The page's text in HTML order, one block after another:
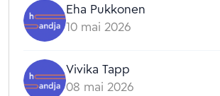
Eha Pukkonen
10 mai 2026
Vivika Tapp
08 mai 2026